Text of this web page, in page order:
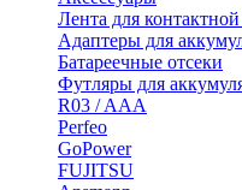
Лента для
Адаптеры для
Батареечные отсеки
Футляры для
R03 / AAA
Perfeo
GoPower
FUJITSU